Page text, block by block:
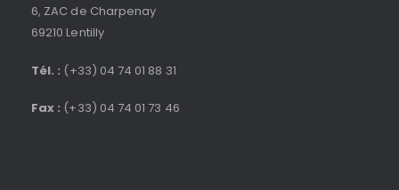
6, ZAC de Charpenay
69210 Lentilly
Tél. : (+33) 04 74 01 88 31
Fax : (+33) 04 74 01 73 46